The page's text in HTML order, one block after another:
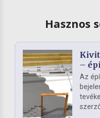
Hasznos
–
Az